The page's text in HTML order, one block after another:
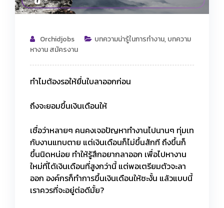
Orchidjobs บทความน่ารู้ในการทำงาน,บทความ
หางาน สมัครงาน
ทำไมต้องรอให้ยื่นใบลาออกก่อน
ถึงจะยอมขึ้นเงินเดือนให้
เชื่อว่าหลายๆ คนคงเจอปัญหาทำงานไปนานๆ ทุ่มเท
กับงานแทบตาย แต่เงินเดือนก็ไม่ขึ้นสักที ถึงขึ้นก็
ขึ้นนิดหน่อย ทำให้รู้สึกอยากลาออก เพื่อไปหางาน
ใหม่ที่ได้เงินเดือนที่สูงกว่านี้ แต่พอเตรียมตัวจะลา
ออก องค์กรก็ทำการขึ้นเงินเดือนให้ซะงั้น แล้วแบบนี้
เราควรที่จะอยู่ต่อดีมั้ย?